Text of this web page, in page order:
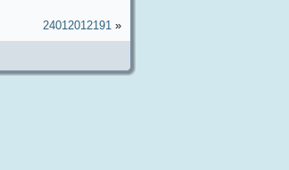
«
24012012191